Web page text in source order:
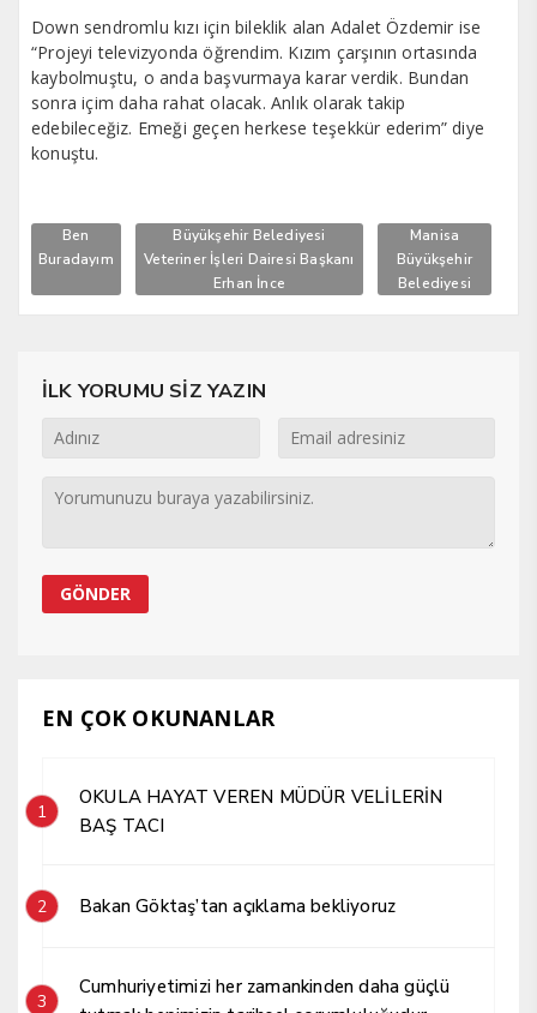
Down sendromlu kızı için bileklik alan Adalet Özdemir ise
“Projeyi televizyonda öğrendim. Kızım çarşının ortasında
kaybolmuştu, o anda başvurmaya karar verdik. Bundan
sonra içim daha rahat olacak. Anlık olarak takip
edebileceğiz. Emeği geçen herkese teşekkür ederim” diye
konuştu.
Ben
Buradayım
Büyükşehir Belediyesi
Veteriner İşleri Dairesi Başkanı
Erhan İnce
Manisa
Büyükşehir
Belediyesi
İLK YORUMU SİZ YAZIN
EN ÇOK OKUNANLAR
1
OKULA HAYAT VEREN MÜDÜR VELİLERİN
BAŞ TACI
2 Bakan Göktaş’tan açıklama bekliyoruz
3
Cumhuriyetimizi her zamankinden daha güçlü